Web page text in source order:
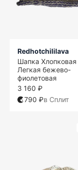
Redhotchililava
Шапка Хлопковая
Легкая бежево-
фиолетовая
3 160 ₽
790 ₽в Сплит